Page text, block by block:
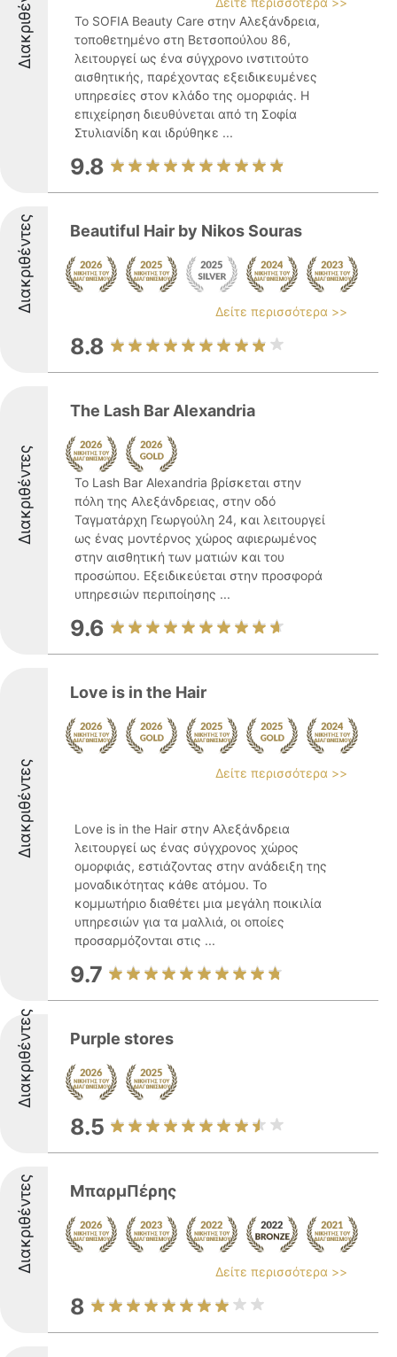
Το SOFIA Beauty Care στην Αλεξάνδρεια,
τοποθετημένο στη Βετσοπούλου 86,
λειτουργεί ως ένα σύγχρονο ινστιτούτο
αισθητικής, παρέχοντας εξειδικευμένες
υπηρεσίες στον κλάδο της ομορφιάς. Η
επιχείρηση διευθύνεται από τη Σοφία
Στυλιανίδη και ιδρύθηκε ...
9.8
Διακριθέντες Beautiful Hair by Nikos Souras
Δείτε περισσότερα >>
8.8
Διακριθέντες
The Lash Bar Alexandria
Το Lash Bar Alexandria βρίσκεται στην
πόλη της Αλεξάνδρειας, στην οδό
Ταγματάρχη Γεωργούλη 24, και λειτουργεί
ως ένας μοντέρνος χώρος αφιερωμένος
στην αισθητική των ματιών και του
προσώπου. Εξειδικεύεται στην προσφορά
υπηρεσιών περιποίησης ...
9.6
Διακριθέντες
Love is in the Hair
Δείτε περισσότερα >>
Love is in the Hair στην Αλεξάνδρεια
λειτουργεί ως ένας σύγχρονος χώρος
ομορφιάς, εστιάζοντας στην ανάδειξη της
μοναδικότητας κάθε ατόμου. Το
κομμωτήριο διαθέτει μια μεγάλη ποικιλία
υπηρεσιών για τα μαλλιά, οι οποίες
προσαρμόζονται στις ...
9.7
Διακριθέντες Purple stores
8.5
Διακριθέντες ΜπαρμΠέρης
Δείτε περισσότερα >>
8